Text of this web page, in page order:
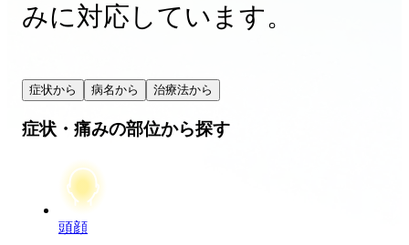
みに対応しています。
症状から 病名から 治療法から
症状・痛みの部位から探す
頭顔